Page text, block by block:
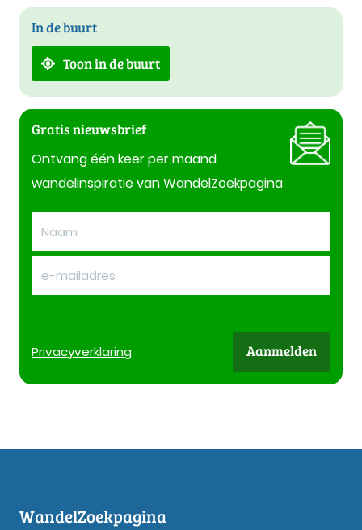
In de buurt
Toon in de buurt
Gratis nieuwsbrief
Ontvang één keer per maand
wandelinspiratie van WandelZoekpagina
Privacyverklaring Aanmelden
WandelZoekpagina